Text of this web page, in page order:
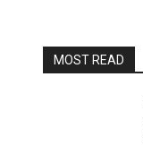
MOST READ